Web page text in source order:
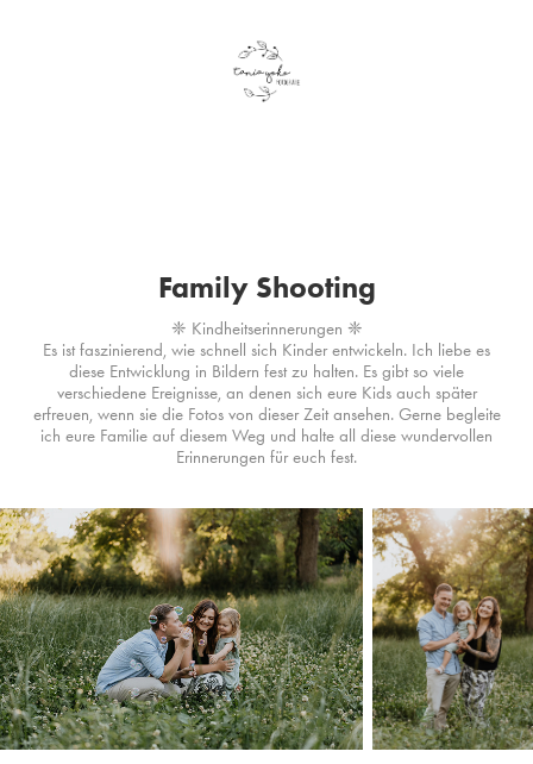
Family Shooting
❈ Kindheitserinnerungen ❈
Es ist faszinierend, wie schnell sich Kinder entwickeln. Ich liebe es
diese Entwicklung in Bildern fest zu halten. Es gibt so viele
verschiedene Ereignisse, an denen sich eure Kids auch später
erfreuen, wenn sie die Fotos von dieser Zeit ansehen. Gerne begleite
ich eure Familie auf diesem Weg und halte all diese wundervollen
Erinnerungen für euch fest.